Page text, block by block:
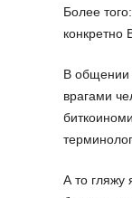
Более
конкретно
В общении
врагами
А то гляжу